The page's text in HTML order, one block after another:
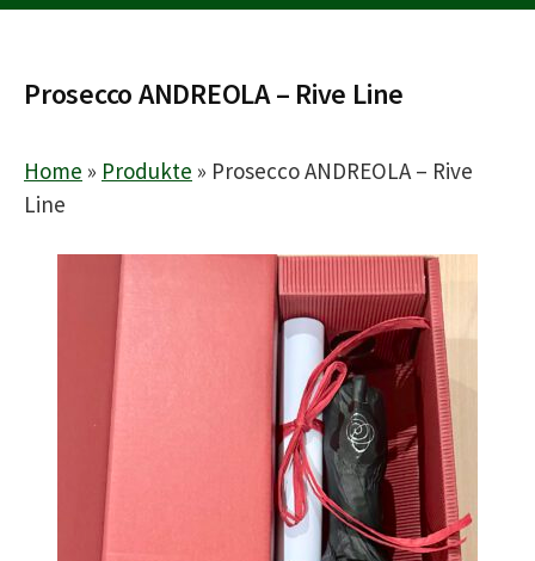
Prosecco ANDREOLA – Rive Line
Home » Produkte » Prosecco ANDREOLA – Rive
Line